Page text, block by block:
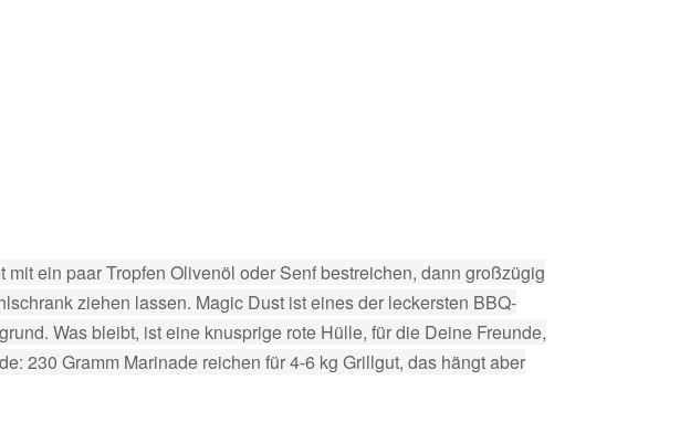
ein paar Tropfen Olivenöl oder Senf bestreichen, dann großzügig
ziehen lassen. Magic Dust ist eines der leckersten BBQ-
Was bleibt, ist eine knusprige rote Hülle, für die Deine Freunde,
230 Gramm Marinade reichen für 4-6 kg Grillgut, das hängt aber